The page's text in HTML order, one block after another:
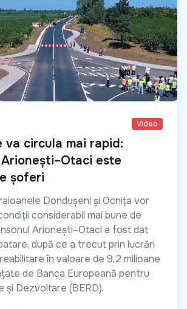
Video
va circula mai rapid:
este
șoferi
Dondușeni și Ocnița vor
considerabil mai bune de
Arionești–Otaci a fost dat
după ce a trecut prin lucrări
în valoare de 9,2 milioane
de Banca Europeană pentru
și Dezvoltare (BERD).